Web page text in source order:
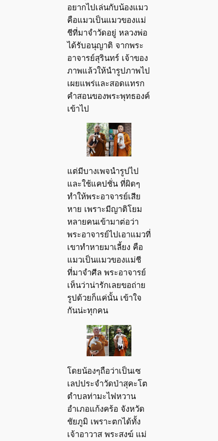
อยากไปเล่นกับน้องแมว
คือแมวเป็นแมวของแม่
ชีที่มาจำวัดอยู่ หลวงพ่อ
ได้รับอนุญาติ จากพระ
อาจารย์สุรินทร์ เจ้าของ
ภาพแล้วให้นำรูปภาพไป
เผยแพร่และสอดแทรก
คำสอนของพระพุทธองค์
เข้าไป
แต่มีบางเพจนำรูปไป
และใช้แคปชั่น ที่ผิดๆ
ทำให้พระอาจารย์เสีย
หาย เพราะมีญาติโยม
หลายคนเข้ามาต่อว่า
พระอาจารย์ไปเอาแมวที่
เขาทำหายมาเลี้ยง คือ
แมวเป็นแมวของแม่ชี
ที่มาจำศีล พระอาจารย์
เห็นว่าน่ารักเลยขอถ่าย
รูปด้วยก็แค่นั้น เข้าใจ
กันน่ะทุกคน
โดยน้องๆถือว่าเป็นเซ
เลปประจำวัดป่าสุคะโต
ตำบลท่ามะไฟหวาน
อำเภอแก้งคร้อ จังหวัด
ชัยภูมิ เพราะตกได้ทั้ง
เจ้าอาวาส พระสงฆ์ แม่